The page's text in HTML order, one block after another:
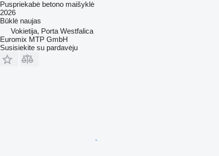
Puspriekabė betono maišyklė
2026
Būklė naujas
Vokietija, Porta Westfalica
Euromix MTP GmbH
Susisiekite su pardavėju